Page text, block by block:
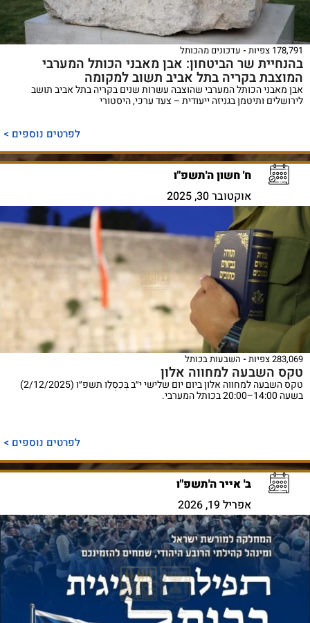
178,791 צפיות עדכונים מהכותל
בהנחיית שר הביטחון: אבן מאבני הכותל המערבי
המוצבת בקריה בתל אביב תשוב למקומה
אבן מאבני הכותל המערבי שהוצבה עשרות שנים בקריה בתל אביב תושב
לירושלים ותיטמן בגניזה ייעודית – צעד ערכי, היסטורי
לפרטים נוספים >
ח' חשון ה'תשפ"ו
אוקטובר 30, 2025
283,069 צפיות השבעות בכותל
טקס השבעה למחווה אלון
טקס השבעה למחווה אלון ביום יום שלישי י״ב בְּכִסְלֵו תשפ״ו (2/12/2025)
בשעה 14:00–20:00 בכותל המערבי.
לפרטים נוספים >
ב' אייר ה'תשפ"ו
אפריל 19, 2026